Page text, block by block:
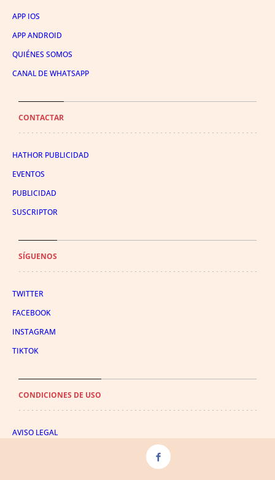
APP IOS
APP ANDROID
QUIÉNES SOMOS
CANAL DE WHATSAPP
CONTACTAR
HATHOR PUBLICIDAD
EVENTOS
PUBLICIDAD
SUSCRIPTOR
SÍGUENOS
TWITTER
FACEBOOK
INSTAGRAM
TIKTOK
CONDICIONES DE USO
AVISO LEGAL